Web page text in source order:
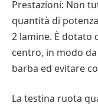
Prestazioni: Non
quantità di
2 lamine. È dotato
centro, in modo
barba ed evitare
La testina ruota